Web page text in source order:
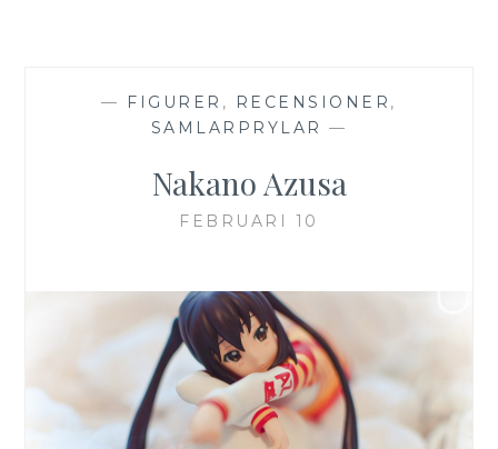
— FIGURER , RECENSIONER ,
SAMLARPRYLAR —
Nakano Azusa
FEBRUARI 10